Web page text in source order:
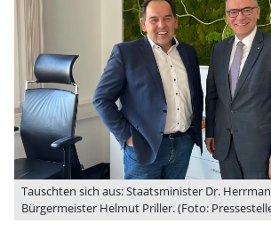
Tauschten sich aus: Staatsminister Dr.
Bürgermeister Helmut Priller. (Foto: